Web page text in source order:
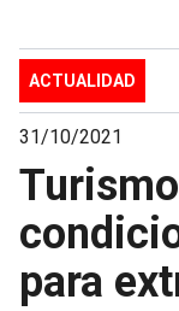
ACTUALIDAD
31/10/2021
para